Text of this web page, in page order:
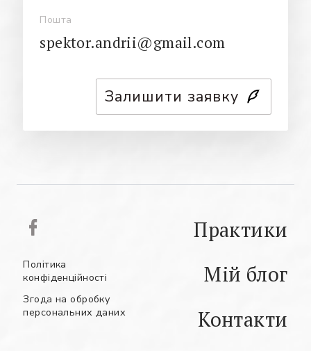
Пошта
spektor.andrii@gmail.com
Залишити заявку
Практики
Мій блог
Контакти
Політика
конфіденційності
Згода на обробку
персональних даних